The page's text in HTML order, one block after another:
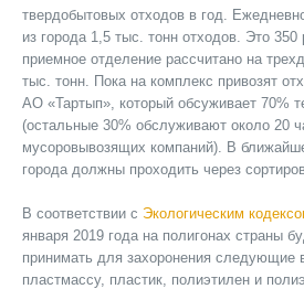
твердобытовых отходов в год.
из города 1,5 тыс. тонн отходов. Это
приемное отделение рассчитано на
тыс. тонн. Пока на комплекс привозят
АО «Тартып», который обсуживает 70%
(остальные 30% обслуживают около 20
мусоровывозящих компаний). В
города должны проходить через
В соответствии с Экологическим
января 2019 года на полигонах страны
принимать для захоронения следующие
пластмассу, пластик, полиэтилен и